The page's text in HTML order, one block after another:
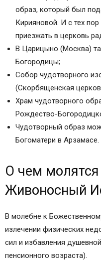
образ, который был
Кирияновой. И с тех
приезжать в церковь
В Царицыно (Москва)
Богородицы;
Собор чудотворного
(Скорбященская
Храм чудотворного
Рождество-
Чудотворный образ
Богоматери в Арзамасе.
О чем молятся
Живоносный
В молебне к
излечении физических
сил и избавления
пенсионного возраста).